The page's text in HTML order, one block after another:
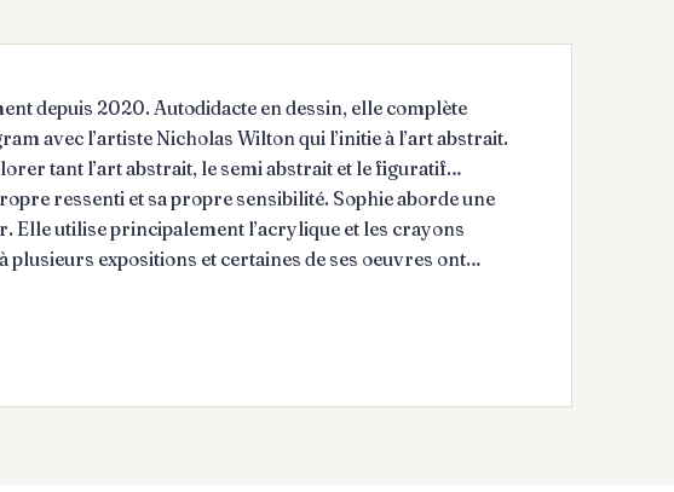
depuis 2020. Autodidacte en dessin, elle complète
avec l’artiste Nicholas Wilton qui l’initie à l’art abstrait.
tant l’art abstrait, le semi abstrait et le figuratif…
ressenti et sa propre sensibilité. Sophie aborde une
Elle utilise principalement l’acrylique et les crayons
plusieurs expositions et certaines de ses oeuvres ont
autres la maison de soins palliatifs Teresa Dellar située
exploring abstract, semi-abstract, and figurative art—